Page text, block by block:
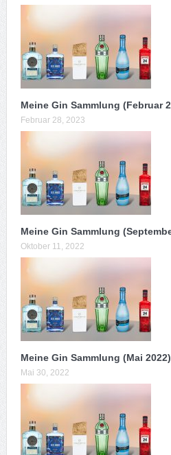
Meine Gin Sammlung (Februar
Februar 28, 2023
Meine Gin Sammlung
Oktober 11, 2022
Meine Gin Sammlung (Mai 2022)
Mai 30, 2022